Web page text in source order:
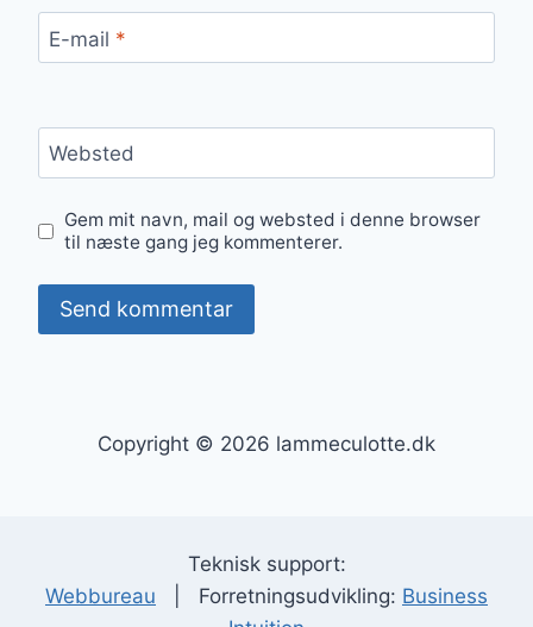
E-mail *
Websted
Gem mit navn, mail og websted i denne browser
til næste gang jeg kommenterer.
Copyright © 2026 lammeculotte.dk
Teknisk support:
Webbureau | Forretningsudvikling: Business